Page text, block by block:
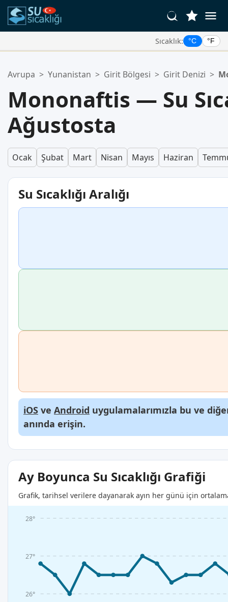
Sıcaklık: °C °F
Favoriler listeniz boş.
Avrupa > Yunanistan > Girit Bölgesi > Girit Denizi >
Mononaftis — Su
Ağustosta
Ocak Şubat Mart Nisan Mayıs Haziran
Su Sıcaklığı Aralığı
iOS ve Android uygulamalarımızla bu ve
anında erişin.
Ay Boyunca Su Sıcaklığı Grafiği
Grafik, tarihsel verilere dayanarak ayın her günü için
26°
27°
28°